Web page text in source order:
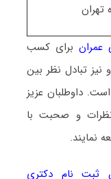
تهران
برای کسب
تبادل نظر بین
داوطلبان عزیز
نظرات و صحبت با
نمایند.
ثبت نام دکتری